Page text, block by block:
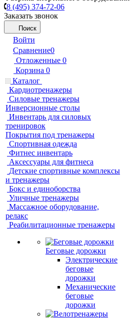
8 (495) 374-72-06
Заказать звонок
Поиск
Войти
Сравнение0
Отложенные 0
Корзина 0
Каталог
Кардиотренажеры
Силовые тренажеры
Инверсионные столы
Инвентарь для силовых
тренировок
Покрытия под тренажеры
Спортивная одежда
Фитнес инвентарь
Аксессуары для фитнеса
Детские спортивные комплексы
и тренажеры
Бокс и единоборства
Уличные тренажеры
Массажное оборудование,
релакс
Реабилитационные тренажеры
Беговые дорожки
Электрические
беговые
дорожки
Механические
беговые
дорожки